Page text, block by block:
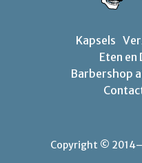
Kapsels
Eten en
Barbershop
Copyright ©